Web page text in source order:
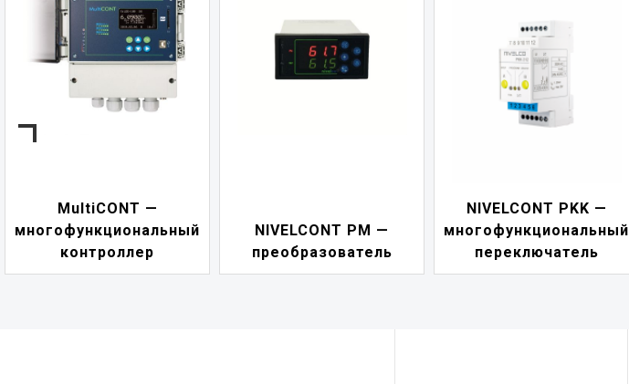
MultiCONT —
многофункциональный
контроллер
NIVELCONT PM —
преобразователь
NIVELCONT PKK —
многофункциональный
переключатель